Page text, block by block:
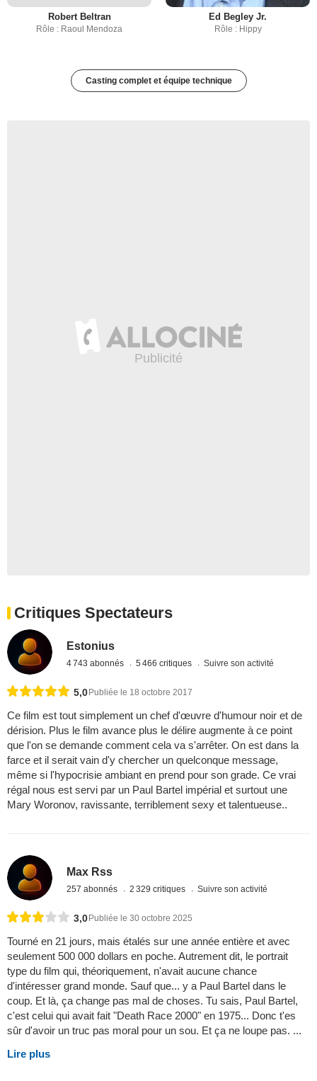
Robert Beltran
Rôle : Raoul Mendoza
Ed Begley Jr.
Rôle : Hippy
Casting complet et équipe technique
Critiques Spectateurs
Estonius
4 743 abonnés 5 466 critiques Suivre son activité
5,0 Publiée le 18 octobre 2017
Ce film est tout simplement un chef d'œuvre d'humour noir et de
dérision. Plus le film avance plus le délire augmente à ce point
que l'on se demande comment cela va s'arrêter. On est dans la
farce et il serait vain d'y chercher un quelconque message,
même si l'hypocrisie ambiant en prend pour son grade. Ce vrai
régal nous est servi par un Paul Bartel impérial et surtout une
Mary Woronov, ravissante, terriblement sexy et talentueuse..
Max Rss
257 abonnés 2 329 critiques Suivre son activité
3,0 Publiée le 30 octobre 2025
Tourné en 21 jours, mais étalés sur une année entière et avec
seulement 500 000 dollars en poche. Autrement dit, le portrait
type du film qui, théoriquement, n'avait aucune chance
d'intéresser grand monde. Sauf que... y a Paul Bartel dans le
coup. Et là, ça change pas mal de choses. Tu sais, Paul Bartel,
c'est celui qui avait fait "Death Race 2000" en 1975... Donc t'es
sûr d'avoir un truc pas moral pour un sou. Et ça ne loupe pas. ...
Lire plus